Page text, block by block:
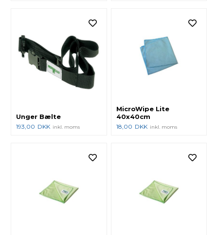
Unger Bælte
193,00 DKK inkl. moms
MicroWipe Lite
40x40cm
18,00 DKK inkl. moms